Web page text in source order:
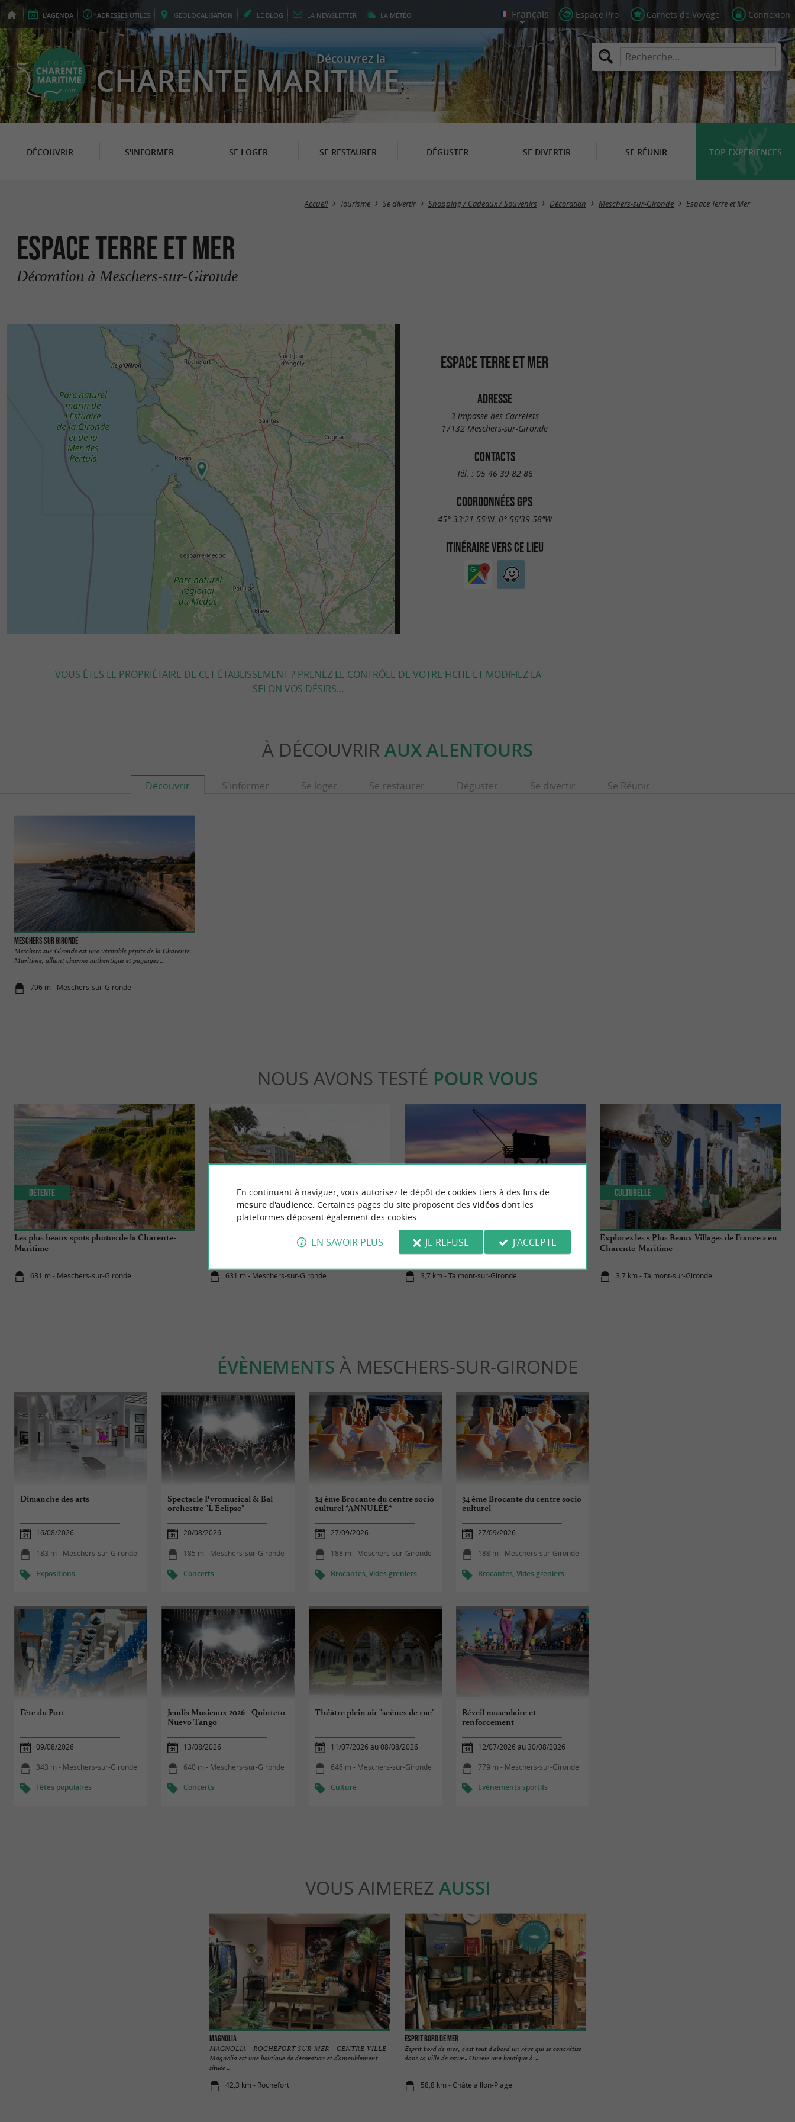
L'AGENDA ADRESSES UTILES GEOLOCALISATION LE BLOG LA NEWSLETTER LA MÉTÉO Espace Pro Carnets de Voyage Connexion
Découvrez la
CHARENTE MARITIME
DÉCOUVRIR S'INFORMER SE LOGER SE RESTAURER DÉGUSTER SE DIVERTIR SE RÉUNIR TOP EXPÉRIENCES
Accueil Tourisme Se divertir Shopping / Cadeaux / Souvenirs Décoration Meschers-sur-Gironde Espace Terre et Mer
Espace Terre et Mer
Décoration à Meschers-sur-Gironde
ESPACE TERRE ET MER
ADRESSE
3 impasse des Carrelets
17132 Meschers-sur-Gironde
CONTACTS
Tél. : 05 46 39 82 86
COORDONNÉES GPS
45° 33'21.55"N, 0° 56'39.58"W
ITINÉRAIRE VERS CE LIEU
VOUS ÊTES LE PROPRIÉTAIRE DE CET ÉTABLISSEMENT ? PRENEZ LE CONTRÔLE DE VOTRE FICHE ET MODIFIEZ LA
SELON VOS DÉSIRS...
À DÉCOUVRIR AUX ALENTOURS
Découvrir S'informer Se loger Se restaurer Déguster Se divertir Se Réunir
Meschers sur Gironde
Meschers-sur-Gironde est une véritable pépite de la Charente-
Maritime, alliant charme authentique et paysages ...
796 m - Meschers-sur-Gironde
NOUS AVONS TESTÉ POUR VOUS
Les plus beaux spots photos de la Charente-
Maritime
631 m - Meschers-sur-Gironde
Détente
Visitez une grotte de coquillages, accrochée sur
631 m - Meschers-sur-Gironde
Familiale
L’estuaire de la Gironde, une escapade entre
terre, fleuve et océan
3,7 km - Talmont-sur-Gironde
Culturelle
Explorez les « Plus Beaux Villages de France » en
Charente-Maritime
3,7 km - Talmont-sur-Gironde
Culturelle
ÉVÈNEMENTS À MESCHERS-SUR-GIRONDE
Dimanche des arts
16/08/2026
183 m - Meschers-sur-Gironde
Expositions
Spectacle Pyromusical & Bal
orchestre "L'Éclipse"
20/08/2026
185 m - Meschers-sur-Gironde
Concerts
34 ème Brocante du centre socio
culturel *ANNULÉE*
27/09/2026
188 m - Meschers-sur-Gironde
Brocantes, Vides greniers
34 ème Brocante du centre socio
culturel
27/09/2026
188 m - Meschers-sur-Gironde
Brocantes, Vides greniers
Fête du Port
09/08/2026
343 m - Meschers-sur-Gironde
Fêtes populaires
Jeudis Musicaux 2026 - Quinteto
Nuevo Tango
13/08/2026
640 m - Meschers-sur-Gironde
Concerts
Théâtre plein air "scènes de rue"
11/07/2026 au 08/08/2026
648 m - Meschers-sur-Gironde
Culture
Réveil musculaire et
renforcement
12/07/2026 au 30/08/2026
779 m - Meschers-sur-Gironde
Evènements sportifs
VOUS AIMEREZ AUSSI
Magnolia
MAGNOLIA – ROCHEFORT-SUR-MER – CENTRE-VILLE
Magnolia est une boutique de décoration et d’ameublement
située ...
42,3 km - Rochefort
Esprit Bord de Mer
Esprit bord de mer, c'est tout d'abord un rêve qui se concrétise
dans sa ville de cœur... Ouvrir une boutique à ...
58,8 km - Châtelaillon-Plage
En continuant à naviguer, vous autorisez le dépôt de cookies tiers à des fins de
mesure d'audience. Certaines pages du site proposent des vidéosdont les
plateformes déposent également des cookies.
EN SAVOIR PLUS JE REFUSE J'ACCEPTE